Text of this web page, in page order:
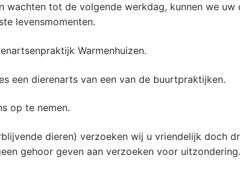
wachten tot de volgende werkdag, kunnen we uw
levensmomenten.
Warmenhuizen.
een dierenarts van een van de buurtpraktijken.
op te nemen.
dieren) verzoeken wij u vriendelijk doch
gehoor geven aan verzoeken voor uitzondering.